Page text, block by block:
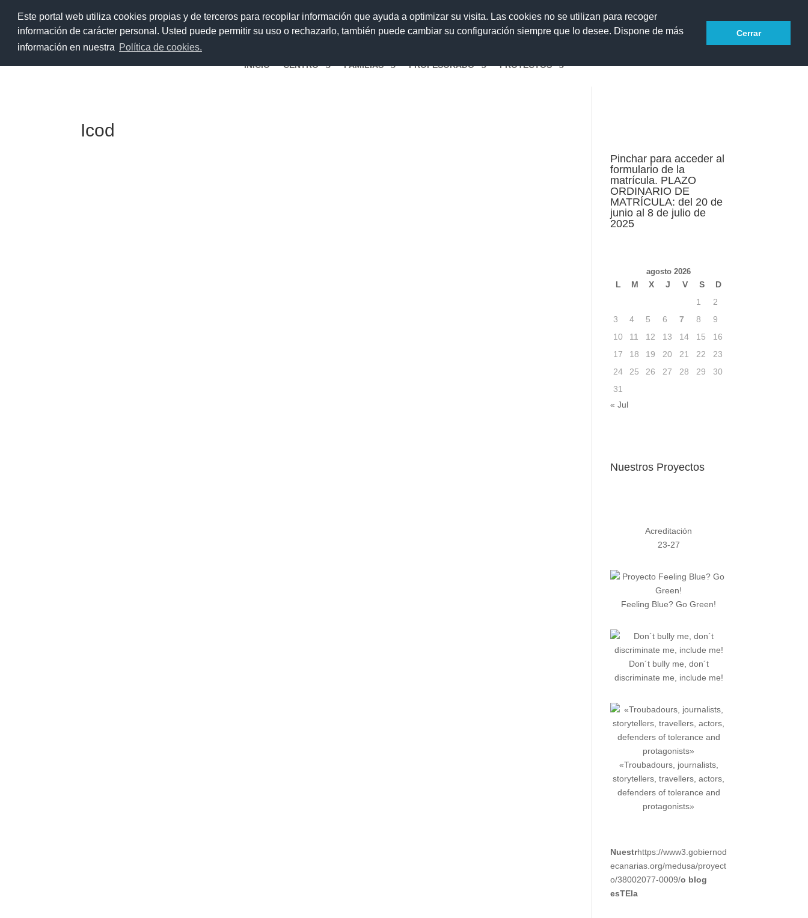
Este portal web utiliza cookies propias y de terceros para recopilar información que ayuda a optimizar su visita. Las cookies no se utilizan para recoger
información de carácter personal. Usted puede permitir su uso o rechazarlo, también puede cambiar su configuración siempre que lo desee. Dispone de más
información en nuestra Política de cookies.
Cerrar
Acceder
INICIO CENTRO FAMILIAS PROFESORADO PROYECTOS
Icod
Pinchar para acceder al
formulario de la
matrícula. PLAZO
ORDINARIO DE
MATRÍCULA: del 20 de
junio al 8 de julio de
2025
agosto 2026
L M X J V S
D
1
2
3
4 5 6 7 8
9
10
11 12 13 14 15
16
17
18 19 20 21 22
23
24
25 26 27 28 29
30
31
« Jul
Nuestros Proyectos
Acreditación
23-27
Feeling Blue? Go Green!
Don´t bully me, don´t
discriminate me, include me!
«Troubadours, journalists,
storytellers, travellers, actors,
defenders of tolerance and
protagonists»
Nuestrhttps://www3.gobiernod
ecanarias.org/medusa/proyect
o/38002077-0009/o blog
esTEla